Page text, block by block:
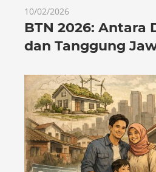
10/02/2026
BTN 2026: Antara
dan Tanggung